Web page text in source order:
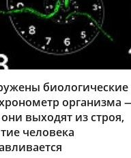
биологические
организма
они выходят из строя,
человека